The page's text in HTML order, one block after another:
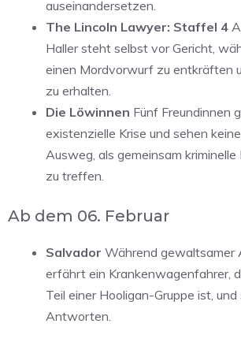
auseinandersetzen.
The Lincoln Lawyer: Staffel 4
Haller steht selbst vor Gericht,
einen Mordvorwurf zu entkräften
zu erhalten.
Die Löwinnen Fünf Freundinnen
existenzielle Krise und sehen
Ausweg, als gemeinsam
zu treffen.
Ab dem 06. Februar
Salvador Während gewaltsamer
erfährt ein Krankenwagenfahrer,
Teil einer Hooligan-Gruppe ist,
Antworten.